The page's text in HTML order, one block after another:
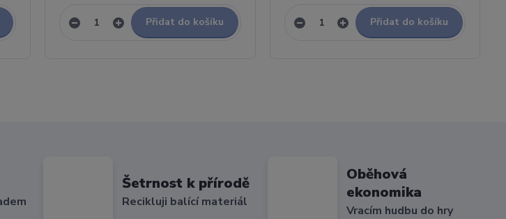
Přidat do košíku Přidat do košíku
Šetrnost k přírodě
Recikluji balící materiál
Oběhová
ekonomika
Vracím hudbu do hry